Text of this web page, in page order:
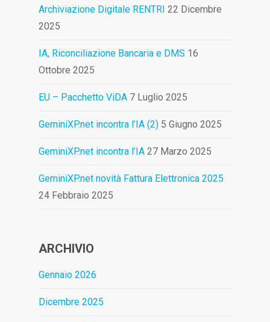
Archiviazione Digitale RENTRI 22 Dicembre
2025
IA, Riconciliazione Bancaria e DMS 16
Ottobre 2025
EU – Pacchetto ViDA 7 Luglio 2025
GeminiXP.net incontra l’IA (2) 5 Giugno 2025
GeminiXP.net incontra l’IA 27 Marzo 2025
GeminiXP.net novità Fattura Elettronica 2025
24 Febbraio 2025
ARCHIVIO
Gennaio 2026
Dicembre 2025